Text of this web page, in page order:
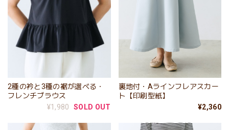
2種の衿と3種の裾が選べる・
フレンチブラウス
¥1,980
SOLD OUT
裏地付・Aラインフレアスカー
ト【印刷型紙】
¥2,360